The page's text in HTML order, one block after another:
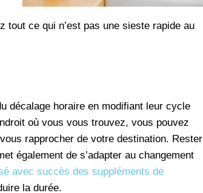
ce qui n’est pas une sieste rapide au
décalage horaire en modifiant leur cycle
où vous vous trouvez, vous pouvez
rapprocher de votre destination. Rester
également de s’adapter au changement
avec succès des suppléments de
la durée.